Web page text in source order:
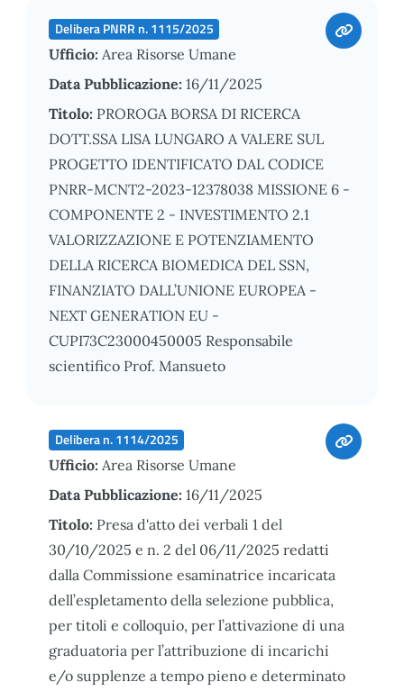
Delibera PNRR n. 1115/2025
Ufficio: Area Risorse Umane
Data Pubblicazione: 16/11/2025
Titolo: PROROGA BORSA DI RICERCA
DOTT.SSA LISA LUNGARO A VALERE SUL
PROGETTO IDENTIFICATO DAL CODICE
PNRR-MCNT2-2023-12378038 MISSIONE 6 -
COMPONENTE 2 - INVESTIMENTO 2.1
VALORIZZAZIONE E POTENZIAMENTO
DELLA RICERCA BIOMEDICA DEL SSN,
FINANZIATO DALL’UNIONE EUROPEA -
NEXT GENERATION EU -
CUPI73C23000450005 Responsabile
scientifico Prof. Mansueto
Delibera n. 1114/2025
Ufficio: Area Risorse Umane
Data Pubblicazione: 16/11/2025
Titolo: Presa d'atto dei verbali 1 del
30/10/2025 e n. 2 del 06/11/2025 redatti
dalla Commissione esaminatrice incaricata
dell’espletamento della selezione pubblica,
per titoli e colloquio, per l’attivazione di una
graduatoria per l’attribuzione di incarichi
e/o supplenze a tempo pieno e determinato